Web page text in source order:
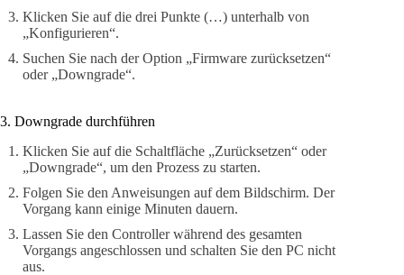
Klicken Sie auf die drei Punkte (…) unterhalb von
„Konfigurieren“.
Suchen Sie nach der Option „Firmware zurücksetzen“
oder „Downgrade“.
3. Downgrade durchführen
Klicken Sie auf die Schaltfläche „Zurücksetzen“ oder
„Downgrade“, um den Prozess zu starten.
Folgen Sie den Anweisungen auf dem Bildschirm. Der
Vorgang kann einige Minuten dauern.
Lassen Sie den Controller während des gesamten
Vorgangs angeschlossen und schalten Sie den PC nicht
aus.